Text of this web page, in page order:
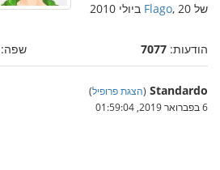
של Flago, 20 ביולי 2010
הודעות: 7077 שפה:
Standardo
(הצגת פרופיל)
6 בפברואר 2019, 01:59:04